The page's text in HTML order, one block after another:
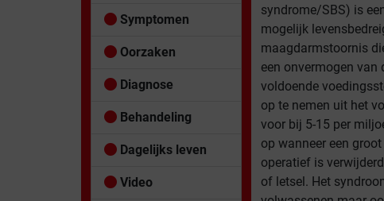
Symptomen
Oorzaken
Diagnose
Behandeling
Dagelijks leven
Video
syndrome/SBS) is
mogelijk
maagdarmstoornis
een onvermogen van
voldoende
op te nemen uit het
voor bij 5-15 per
op wanneer een
operatief is
of letsel. Het